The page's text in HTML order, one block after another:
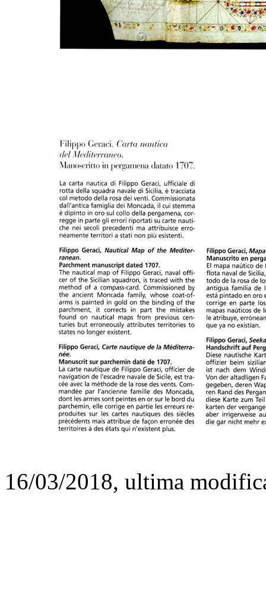
16/03/2018, ultima